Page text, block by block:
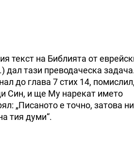
текст на Библията от
дал тази преводаческа
до глава 7 стих 14,
Син, и ще Му нарекат името
„Писаното е точно, затова
тия думи“.